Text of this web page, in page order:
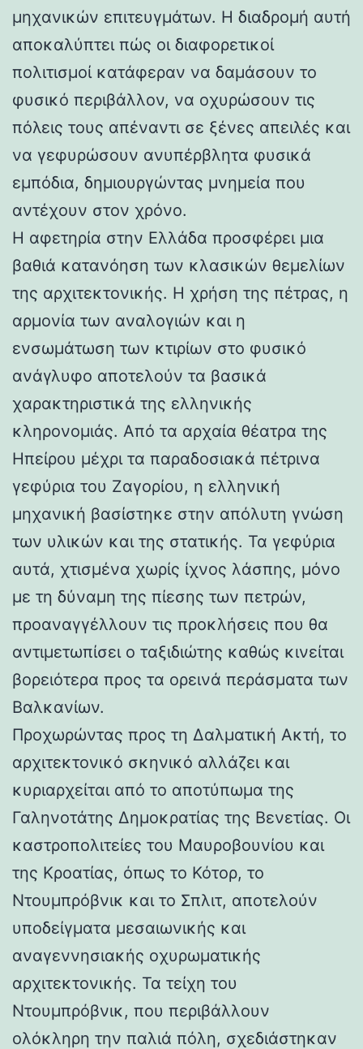
μηχανικών επιτευγμάτων. Η διαδρομή αυτή
αποκαλύπτει πώς οι διαφορετικοί
πολιτισμοί κατάφεραν να δαμάσουν το
φυσικό περιβάλλον, να οχυρώσουν τις
πόλεις τους απέναντι σε ξένες απειλές και
να γεφυρώσουν ανυπέρβλητα φυσικά
εμπόδια, δημιουργώντας μνημεία που
αντέχουν στον χρόνο.
Η αφετηρία στην Ελλάδα προσφέρει μια
βαθιά κατανόηση των κλασικών θεμελίων
της αρχιτεκτονικής. Η χρήση της πέτρας, η
αρμονία των αναλογιών και η
ενσωμάτωση των κτιρίων στο φυσικό
ανάγλυφο αποτελούν τα βασικά
χαρακτηριστικά της ελληνικής
κληρονομιάς. Από τα αρχαία θέατρα της
Ηπείρου μέχρι τα παραδοσιακά πέτρινα
γεφύρια του Ζαγορίου, η ελληνική
μηχανική βασίστηκε στην απόλυτη γνώση
των υλικών και της στατικής. Τα γεφύρια
αυτά, χτισμένα χωρίς ίχνος λάσπης, μόνο
με τη δύναμη της πίεσης των πετρών,
προαναγγέλλουν τις προκλήσεις που θα
αντιμετωπίσει ο ταξιδιώτης καθώς κινείται
βορειότερα προς τα ορεινά περάσματα των
Βαλκανίων.
Προχωρώντας προς τη Δαλματική Ακτή, το
αρχιτεκτονικό σκηνικό αλλάζει και
κυριαρχείται από το αποτύπωμα της
Γαληνοτάτης Δημοκρατίας της Βενετίας. Οι
καστροπολιτείες του Μαυροβουνίου και
της Κροατίας, όπως το Κότορ, το
Ντουμπρόβνικ και το Σπλιτ, αποτελούν
υποδείγματα μεσαιωνικής και
αναγεννησιακής οχυρωματικής
αρχιτεκτονικής. Τα τείχη του
Ντουμπρόβνικ, που περιβάλλουν
ολόκληρη την παλιά πόλη, σχεδιάστηκαν